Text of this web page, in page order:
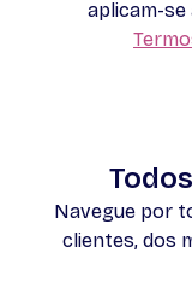
aplicam-se
Navegue por
clientes, dos